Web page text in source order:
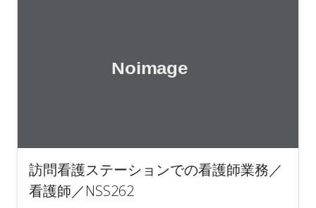
訪問看護ステーションでの看護師業務／
看護師／NSS262